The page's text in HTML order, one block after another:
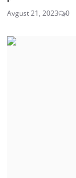
Avgust 21, 2023 0